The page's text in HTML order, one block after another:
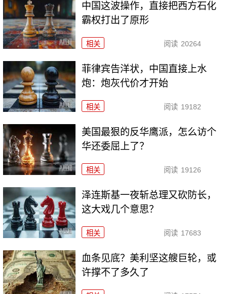
中国这波操作，直接把西方石化
霸权打出了原形
相关 阅读 20264
菲律宾告洋状，中国直接上水
炮：炮灰代价才开始
相关 阅读 19182
美国最狠的反华鹰派，怎么访个
华还委屈上了？
相关 阅读 19126
泽连斯基一夜斩总理又砍防长，
这大戏几个意思？
相关 阅读 17683
血条见底？美利坚这艘巨轮，或
许撑不了多久了